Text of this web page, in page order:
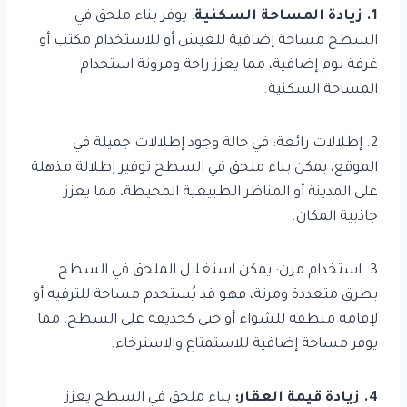
1. زيادة المساحة السكنية
: يوفر بناء ملحق في
السطح مساحة إضافية للعيش أو للاستخدام مكتب أو
غرفة نوم إضافية، مما يعزز راحة ومرونة استخدام
المساحة السكنية.
2. إطلالات رائعة: في حالة وجود إطلالات جميلة في
الموقع، يمكن بناء ملحق في السطح توفير إطلالة مذهلة
على المدينة أو المناظر الطبيعية المحيطة، مما يعزز
جاذبية المكان.
3. استخدام مرن: يمكن استغلال الملحق في السطح
بطرق متعددة ومرنة، فهو قد يُستخدم مساحة للترفيه أو
لإقامة منطقة للشواء أو حتى كحديقة على السطح، مما
يوفر مساحة إضافية للاستمتاع والاسترخاء.
4. زيادة قيمة العقار:
بناء ملحق في السطح يعزز